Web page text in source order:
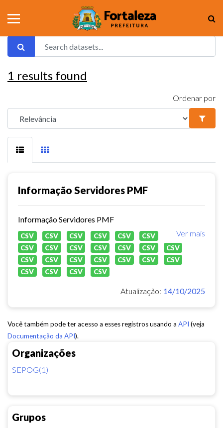
Organizações
SEPOG(1)
Grupos
1 results found
Ordenar por
Informação Servidores PMF
Informação Servidores PMF
Ver mais
CSV CSV CSV CSV CSV
CSV
CSV
CSV CSV CSV CSV CSV
CSV
CSV
CSV CSV CSV CSV CSV
CSV
CSV
CSV CSV CSV
Atualização: 14/10/2025
Você também pode ter acesso a esses registros usando a API (veja
Documentação da API).